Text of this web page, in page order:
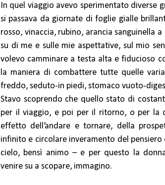
In quel viaggio avevo sperimentato diverse
si passava da giornate di foglie gialle
rosso, vinaccia, rubino, arancia sanguinella
su di me e sulle mie aspettative, sul mio
volevo camminare a testa alta e fiducioso
la maniera di combattere tutte quelle
freddo, seduto-in piedi, stomaco vuoto-
Stavo scoprendo che quello stato di
per il viaggio, e poi per il ritorno, o per la
effetto dell’andare e tornare, della
infinito e circolare inveramento del pensiero
cielo, bensì animo – e per questo la
venire su a scopare, immagino.